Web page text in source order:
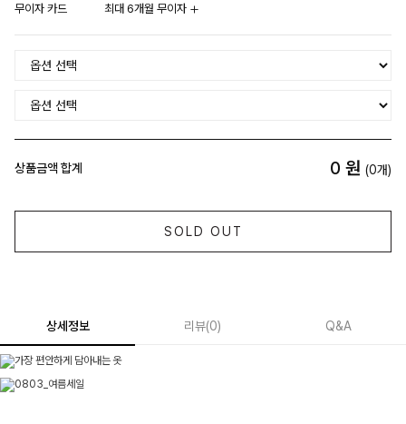
무이자 카드 최대 6개월 무이자
상품금액 합계 0 원 (0개)
SOLD OUT
상세정보 리뷰(0) Q&A